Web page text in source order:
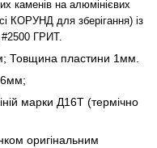
каменів на алюмінієвих
КОРУНД для зберігання) із
ГРИТ.
Товщина пластини 1мм.
6мм;
марки Д16Т (термічно
оригінальним